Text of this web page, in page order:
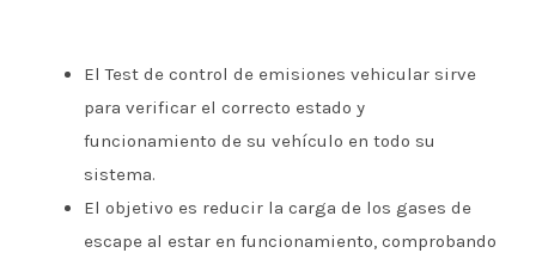
El Test de control de emisiones vehicular sirve
para verificar el correcto estado y
funcionamiento de su vehículo en todo su
sistema.
El objetivo es reducir la carga de los gases de
escape al estar en funcionamiento, comprobando